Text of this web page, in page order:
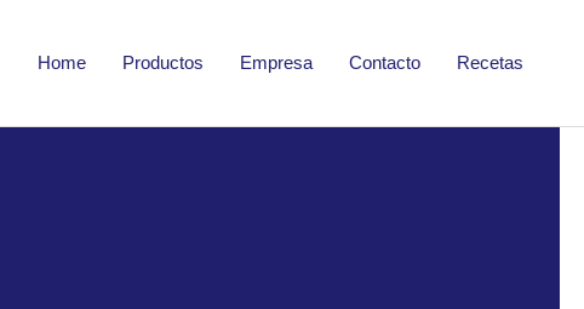
Home Productos Empresa Contacto Recetas